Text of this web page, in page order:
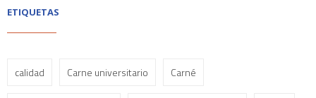
ETIQUETAS
calidad Carne universitario Carné